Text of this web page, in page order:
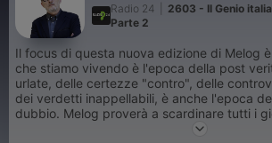
Radio 24
2603 - Il Genio
Parte 2
Il focus di questa nuova edizione di Melog
che stiamo vivendo è l'epoca della post
urlate, delle certezze "contro", delle
dei verdetti inappellabili, è anche l'epoca
dubbio. Melog proverà a scardinare tutti i
ferrei del "flusso" social-mediatico con le